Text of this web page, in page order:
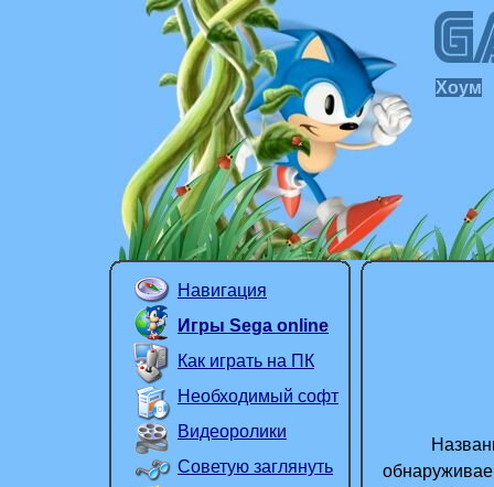
Название
Хоум
Навигация
Как играть на ПК
Необходимый софт
Советую заглянуть
Видеоролики
Игры Sega online